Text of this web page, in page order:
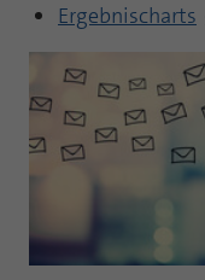
Ergebnischarts